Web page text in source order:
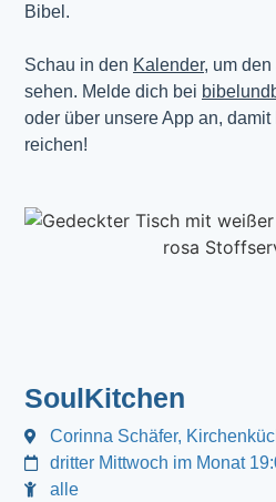
Bibel.
Schau in den Kalender, um den
sehen. Melde dich bei
oder über unsere App an,
reichen!
SoulKitchen
Corinna Schäfer,
dritter Mittwoch im Monat
alle